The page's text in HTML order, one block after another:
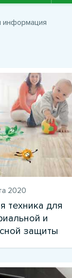
информация
2020
техника для
и
защиты